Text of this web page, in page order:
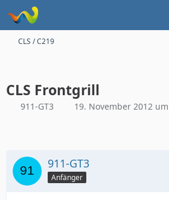
CLS / C219
CLS Frontgrill
911-GT3 19. November 2012
911-GT3
Anfänger